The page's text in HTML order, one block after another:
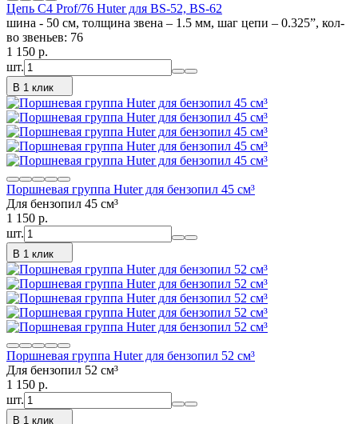
Цепь C4 Prof/76 Huter для BS-52, BS-62
шина - 50 см, толщина звена – 1.5 мм, шаг цепи – 0.325”, кол-
во звеньев: 76
1 150 p.
шт.
В 1 клик
Поршневая группа Huter для бензопил 45 см³
Для бензопил 45 см³
1 150 p.
шт.
В 1 клик
Поршневая группа Huter для бензопил 52 см³
Для бензопил 52 см³
1 150 p.
шт.
В 1 клик